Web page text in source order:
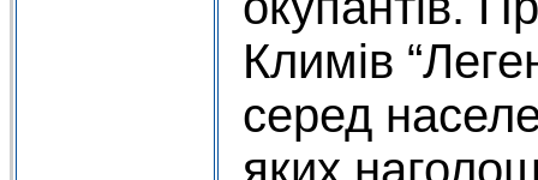
Климів
серед
яких